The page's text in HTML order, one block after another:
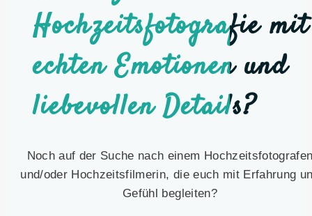
Hochzeitsfotografie mit
echten Emotionen und
liebevollen Details?
Noch auf der Suche nach einem
und/oder Hochzeitsfilmerin, die euch mit Erfahrung
Gefühl begleiten?